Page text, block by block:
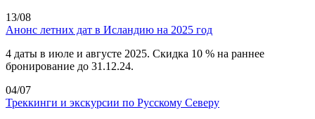
13/08
Анонс летних дат в Исландию на 2025 год
4 даты в июле и августе 2025. Скидка 10 % на раннее
бронирование до 31.12.24.
04/07
Треккинги и экскурсии по Русскому Северу